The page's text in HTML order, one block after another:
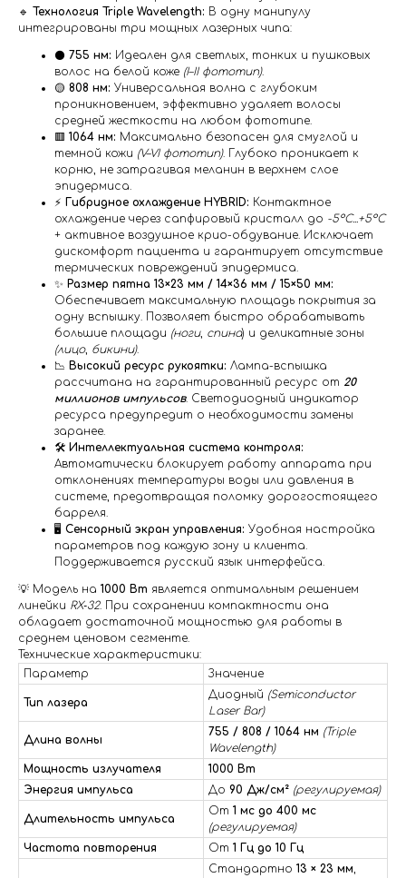
🔹 Технология Triple Wavelength: В одну манипулу
интегрированы три мощных лазерных чипа:
⚫️ 755 нм: Идеален для светлых, тонких и пушковых
волос на белой коже (I–II фототип).
🟡 808 нм: Универсальная волна с глубоким
проникновением, эффективно удаляет волосы
средней жесткости на любом фототипе.
🟥 1064 нм: Максимально безопасен для смуглой и
темной кожи (V–VI фототип). Глубоко проникает к
корню, не затрагивая меланин в верхнем слое
эпидермиса.
⚡️ Гибридное охлаждение HYBRID: Контактное
охлаждение через сапфировый кристалл до -5°C...+5°C
+ активное воздушное крио-обдувание. Исключает
дискомфорт пациента и гарантирует отсутствие
термических повреждений эпидермиса.
✨ Размер пятна 13×23 мм / 14×36 мм / 15×50 мм:
Обеспечивает максимальную площадь покрытия за
одну вспышку. Позволяет быстро обрабатывать
большие площади (ноги, спина) и деликатные зоны
(лицо, бикини).
📉 Высокий ресурс рукоятки: Лампа-вспышка
рассчитана на гарантированный ресурс от 20
миллионов импульсов. Светодиодный индикатор
ресурса предупредит о необходимости замены
заранее.
🛠️ Интеллектуальная система контроля:
Автоматически блокирует работу аппарата при
отклонениях температуры воды или давления в
системе, предотвращая поломку дорогостоящего
барреля.
🖥️ Сенсорный экран управления: Удобная настройка
параметров под каждую зону и клиента.
Поддерживается русский язык интерфейса.
💡 Модель на 1000 Вт является оптимальным решением
линейки RX‑32. При сохранении компактности она
обладает достаточной мощностью для работы в
среднем ценовом сегменте.
Технические характеристики:
Параметр
Значение
Тип лазера
Диодный (Semiconductor
Laser Bar)
Длина волны
755 / 808 / 1064 нм (Triple
Wavelength)
Мощность излучателя
1000 Вт
Энергия импульса
До 90 Дж/см² (регулируемая)
Длительность импульса
От 1 мс до 400 мс
(регулируемая)
Частота повторения
От 1 Гц до 10 Гц
Стандартно 13 × 23 мм,